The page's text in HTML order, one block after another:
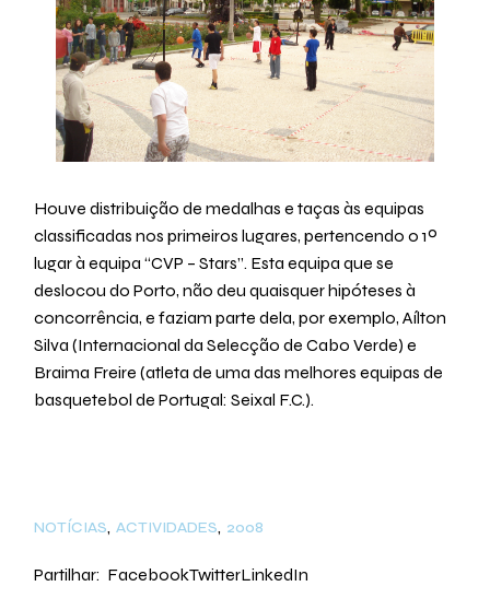
Houve distribuição de medalhas e taças às equipas
classificadas nos primeiros lugares, pertencendo o 1º
lugar à equipa “CVP – Stars”. Esta equipa que se
deslocou do Porto, não deu quaisquer hipóteses à
concorrência, e faziam parte dela, por exemplo, Aílton
Silva (Internacional da Selecção de Cabo Verde) e
Braima Freire (atleta de uma das melhores equipas de
basquetebol de Portugal: Seixal F.C.).
NOTÍCIAS ACTIVIDADES 2008
Partilhar: FacebookTwitterLinkedIn